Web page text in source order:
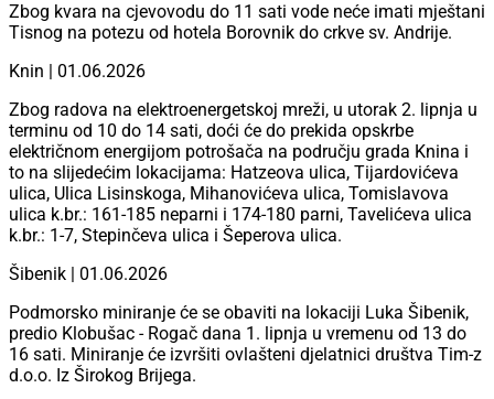
Zbog kvara na cjevovodu do 11 sati vode neće imati mještani
Tisnog na potezu od hotela Borovnik do crkve sv. Andrije.
Knin | 01.06.2026
Zbog radova na elektroenergetskoj mreži, u utorak 2. lipnja u
terminu od 10 do 14 sati, doći će do prekida opskrbe
električnom energijom potrošača na području grada Knina i
to na slijedećim lokacijama: Hatzeova ulica, Tijardovićeva
ulica, Ulica Lisinskoga, Mihanovićeva ulica, Tomislavova
ulica k.br.: 161-185 neparni i 174-180 parni, Tavelićeva ulica
k.br.: 1-7, Stepinčeva ulica i Šeperova ulica.
Šibenik | 01.06.2026
Podmorsko miniranje će se obaviti na lokaciji Luka Šibenik,
predio Klobušac - Rogač dana 1. lipnja u vremenu od 13 do
16 sati. Miniranje će izvršiti ovlašteni djelatnici društva Tim-z
d.o.o. Iz Širokog Brijega.